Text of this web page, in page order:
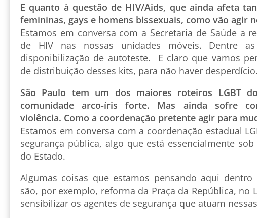
E quanto à questão de HIV/Aids, que ainda afeta
femininas, gays e homens bissexuais, como vão agir
Estamos em conversa com a Secretaria de Saúde a
de HIV nas nossas unidades móveis. Dentre
disponibilização de autoteste. E claro que vamos
de distribuição desses kits, para não haver desperdício.
São Paulo tem um dos maiores roteiros LGBT
comunidade arco-íris forte. Mas ainda sofre
violência. Como a coordenação pretente agir para
Estamos em conversa com a coordenação estadual
segurança pública, algo que está essencialmente
do Estado.
Algumas coisas que estamos pensando aqui
são, por exemplo, reforma da Praça da República, no
sensibilizar os agentes de segurança que atuam